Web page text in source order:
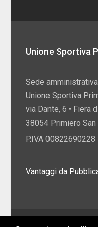
Unione Sportiva
Sede
Unione Sportiva
via Dante, 6 • Fiera
38054 Primiero
P.IVA 00822690228
Vantaggi da